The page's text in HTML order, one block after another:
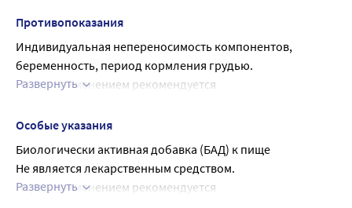
• при воспалительных процессах и боли в суставах
• для улучшения кровоснабжения репродуктивных
органов
• для уменьшения выраженности симптомов менопаузы
Омега-3 жирные кислоты, в т.ч. 560 мг
Докозагексаеновая кислота 240 мг
Противопоказания
Индивидуальная непереносимость компонентов,
беременность, период кормления грудью.
Перед применением рекомендуется
Развернуть
Особые указания
Биологически активная добавка (БАД) к пище
Не является лекарственным средством.
Перед применением рекомендуется
Развернуть